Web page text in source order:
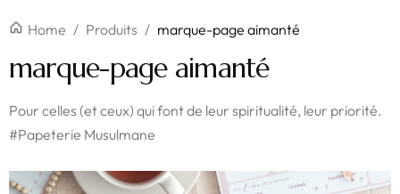
Home / Produits / marque-page aimanté
marque-page aimanté
Pour celles (et ceux) qui font de leur spiritualité, leur priorité.
#Papeterie Musulmane